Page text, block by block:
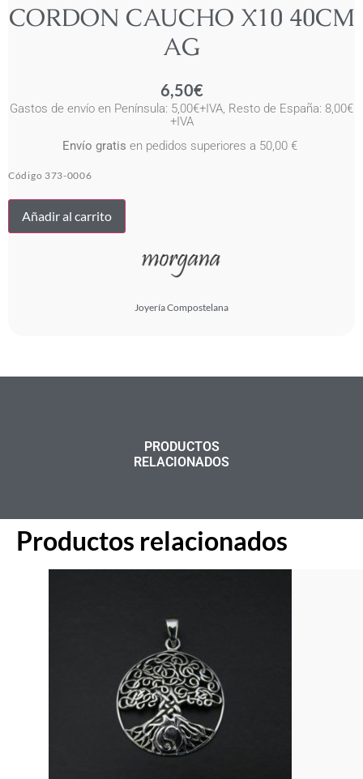
CORDON CAUCHO X10 40CM
AG
6,50€
Gastos de envío en Península: 5,00€+IVA, Resto de España: 8,00€
+IVA
Envío gratis en pedidos superiores a 50,00 €
Código 373-0006
CORDON
CAUCHO
X10
Añadir al carrito
Joyería Compostelana
PRODUCTOS
RELACIONADOS
Productos relacionados